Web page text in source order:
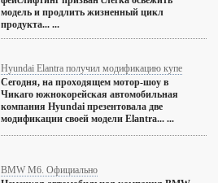
модель и продлить жизненный цикл
продукта... ...
Hyundai Elantra получил модификацию купе
Сегодня, на проходящем мотор-шоу в
Чикаго южнокорейская автомобильная
компания Hyundai презентовала две
модификации своей модели Elantra... ...
BMW M6. Официально